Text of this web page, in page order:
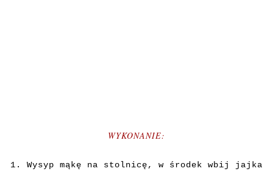
WYKONANIE:
1. Wysyp mąkę na stolnicę, w środek wbij jajka